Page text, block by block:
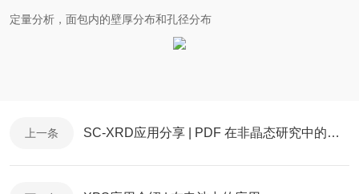
定量分析，面包内的壁厚分布和孔径分布
上一条 SC-XRD应用分享 | PDF 在非晶态研究中的应用